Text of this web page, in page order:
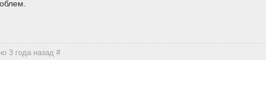
3 года назад#